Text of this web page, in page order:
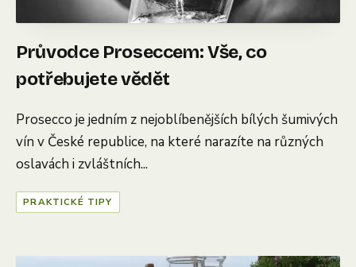
Průvodce Proseccem: Vše, co
potřebujete vědět
Prosecco je jedním z nejoblíbenějších bílých šumivých
vín v České republice, na které narazíte na různých
oslavách i zvláštních...
PRAKTICKÉ TIPY